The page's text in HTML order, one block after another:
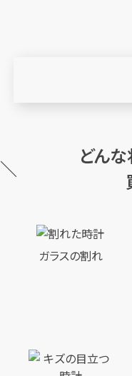
どん
ガラスの割れ